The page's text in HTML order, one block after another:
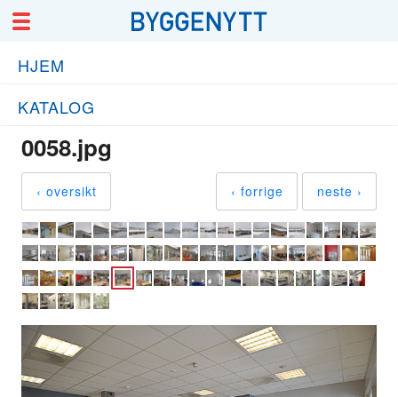
HJEM
KATALOG
0058.jpg
‹ oversikt ‹ forrige neste ›